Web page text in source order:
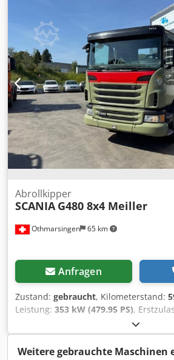
Hydrodrive- Palfinger Haken
Ahkea Blatt-Luft
Othmarsingen 65 km
Abrollkipper
SCANIA G480 8x4 Meiller
Anfragen
Zustand: gebraucht, Kilometerstand:
Leistung: 353 kW (479.95 PS),
, Gesamtgewicht:
Retarder, Getriebetyp:
Euro6, Ausstattung:Rußfilter, -
Weitere gebrauchte Maschinen